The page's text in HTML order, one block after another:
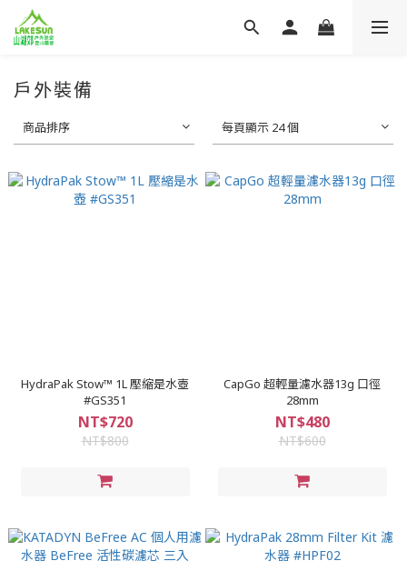
戶外裝備
商品排序 每頁顯示 24 個
HydraPak Stow™ 1L 壓縮是水壺
#GS351
NT$720
NT$800
CapGo 超輕量濾水器13g 口徑
28mm
NT$480
NT$600